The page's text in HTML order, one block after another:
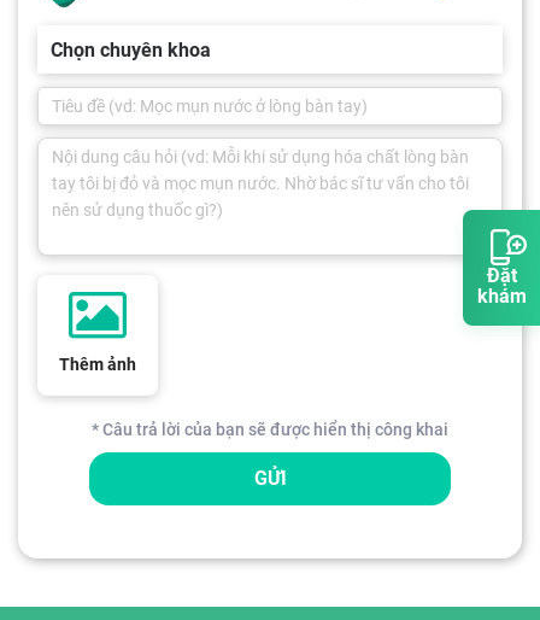
Đặt
khám
Chọn chuyên khoa
Thêm ảnh
* Câu trả lời của bạn sẽ được hiển thị công khai
GỬI